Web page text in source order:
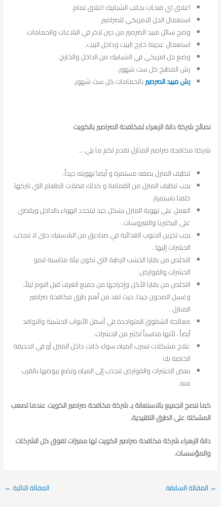
اغلاق اي فتحات بجانب الشبابيك اغلاق تمام.
استعمال الجل الامريكي للصراصير.
وضح سائل مبيد الصرصير من حين لاخر في البلاعات والحمامات.
استعمال عجينة خارج البيت وداخل البيت.
وضع جل امريكي في الشبابيك من الداخل والخارج.
رش المطبخ كل ست شهور.
رش مبيد الصرصيربالحمامات كل ست شهور.
نصائح شركة دانة الزهراء لمكافحة الصراصير بالكويت
شركة مكافحة صراصير المنازل تقدم لكم ما يلي …
تنظيف المنزل بصفه مستمرة و أيضا تهويته جيداً.
يجب تنظيف المنزل من القمامة و كذلك فضلات الطعام التي نتركها
خلفنا باستمرار.
العمل على تهوية المنزل بشكل جيد ليتجدد الهواء بالداخل ويقضي
على البكتيريا والفيروسات.
يجب تخزين الحبوب الغذائية في صناديق من البلاستيك حتى لا تنجذب
الحشرات إليها .
التخلص من بقايا الخشب الرطبة التي تكون بيئة مناسبة لنمو
الحشرات والقوارض.
التخلص من بقايا الأكل وإخراجها من جميع الغرف قبل النوم ليلاً،
وغسل الصحون جيدا، حيث تعد من أهم طرق مكافحة صراصير
المنازل .
معالجة الشقوق المتواجدة في أسفل الأبواب الخشبية والنوافذ
أيضاً ، لأنها مناسباً لكثير من الحشرات.
علاج مشكلات تسرب المياه سواء كانت داخل المنزل أو في الحديقة
الخاصة بك
بعض الحشرات والقوارض تنجذب إلى المياه وتضع بيوضها بالقرب
منه.
كما ننصح الجميع بالاستعانة بـ شركة مكافحة صراصير الكويت عندما تصعب
المشكلة على الطرق التقليدية.
دانة الزهراء شركة مكافحة صراصير الكويت لها مميزات تفوق كل الشركات
والمؤسسات.
→ المقالة السابقة المقالة التالية←